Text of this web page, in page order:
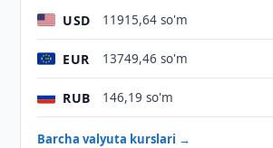
USD 11915,64 so'm
EUR 13749,46 so'm
RUB 146,19 so'm
Barcha valyuta kurslari →